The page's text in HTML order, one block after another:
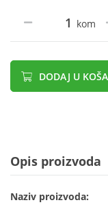
kom
DODAJ U
Opis proizvoda
Naziv proizvoda: